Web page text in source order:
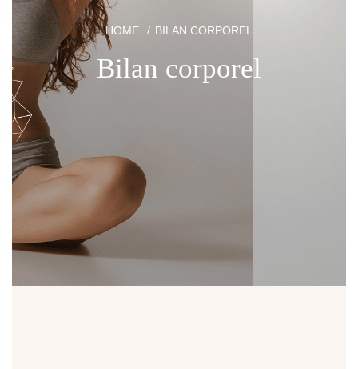
HOME BILAN CORPOREL
Bilan corporel